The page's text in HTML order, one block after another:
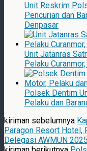
Unit Reskrim
Pencurian dan
Denpasar
Unit Jatanras
Pelaku
Polsek Dentim
Pelaku dan
kiriman sebelumnya
Paragon Resort Hotel,
Delegasi AWMUN 2025